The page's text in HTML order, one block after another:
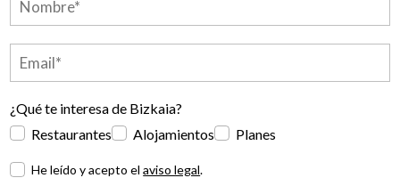
¿Qué te interesa de Bizkaia?
Restaurantes
Alojamientos Planes
He leído y acepto elaviso legal.